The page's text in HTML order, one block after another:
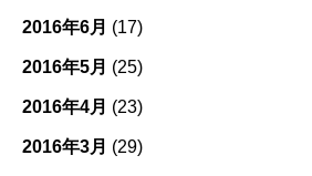
2016年6月 (17)
2016年5月 (25)
2016年4月 (23)
2016年3月 (29)